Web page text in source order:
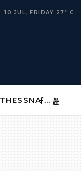
10 JUL, FRIDAY 27 ° C
THESSNA …
THESSNA …